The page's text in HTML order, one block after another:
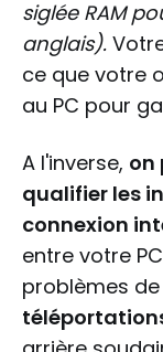
siglée RAM
anglais).
ce que votre
au PC pour
A l'inverse, on
qualifier les
connexion
entre votre
problèmes de